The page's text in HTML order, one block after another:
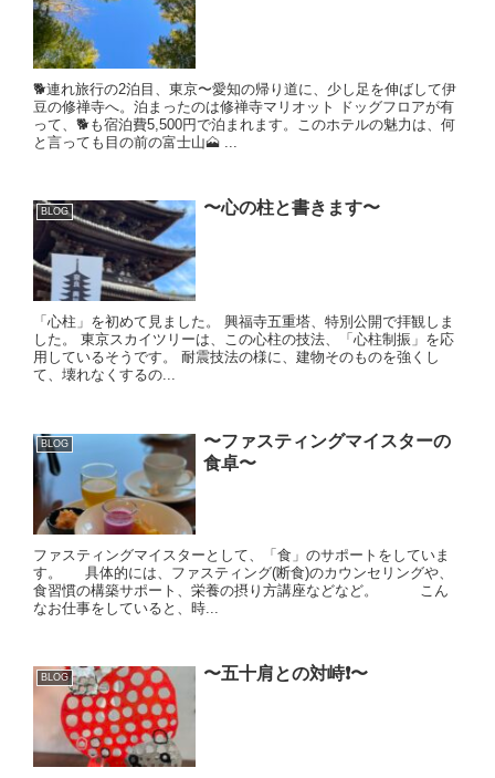
🐕連れ旅行の2泊目、東京〜愛知の帰り道に、少し足を伸ばして伊
豆の修禅寺へ。泊まったのは修禅寺マリオット ドッグフロアが有
って、🐕も宿泊費5,500円で泊まれます。このホテルの魅力は、何
と言っても目の前の富士山🗻 ...
BLOG 〜心の柱と書きます〜
「心柱」を初めて見ました。 興福寺五重塔、特別公開で拝観しま
した。 東京スカイツリーは、この心柱の技法、「心柱制振」を応
用しているそうです。 耐震技法の様に、建物そのものを強くし
て、壊れなくするの...
BLOG
〜ファスティングマイスターの
食卓〜
ファスティングマイスターとして、「食」のサポートをしていま
す。 具体的には、ファスティング(断食)のカウンセリングや、
食習慣の構築サポート、栄養の摂り方講座などなど。 こん
なお仕事をしていると、時...
BLOG 〜五十肩との対峙❗️〜